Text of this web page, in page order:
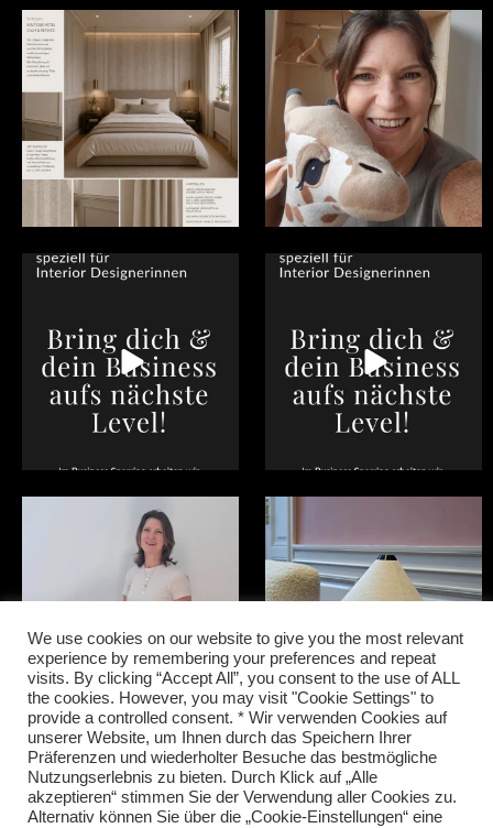
Manchmal frage ich mich schon, wie
es in unserer...
Ich richte selten Kinderzimmern ein
- wenn, dann
...
5 0
Du bist #Interiordesignerin in Wien,
NÖ oder der
Du bist #Interiordesignerin in Wien,
NÖ oder der
Happy, dass ich mit tollen
Menschen zusammen
0 17 2
Follow on Instagram
We use cookies on our website to give you the most relevant
experience by remembering your preferences and repeat
visits. By clicking “Accept All”, you consent to the use of ALL
the cookies. However, you may visit "Cookie Settings" to
provide a controlled consent. * Wir verwenden Cookies auf
unserer Website, um Ihnen durch das Speichern Ihrer
Präferenzen und wiederholter Besuche das bestmögliche
Nutzungserlebnis zu bieten. Durch Klick auf „Alle
akzeptieren“ stimmen Sie der Verwendung aller Cookies zu.
Alternativ können Sie über die „Cookie-Einstellungen“ eine